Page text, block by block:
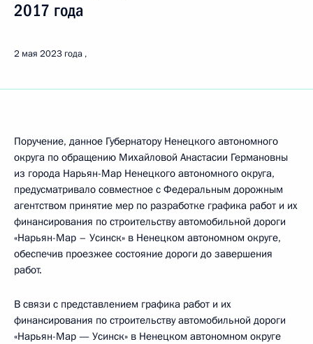
2017 года
2 мая 2023 года
Поручение, данное Губернатору Ненецкого автономного
округа по обращению Михайловой Анастасии Германовны
из города Нарьян-Мар Ненецкого автономного округа,
предусматривало совместное с Федеральным дорожным
агентством принятие мер по разработке графика работ и их
финансирования по строительству автомобильной дороги
«Нарьян-Мар – Усинск» в Ненецком автономном округе,
обеспечив проезжее состояние дороги до завершения
работ.
В связи с представлением графика работ и их
финансирования по строительству автомобильной дороги
«Нарьян-Мар — Усинск» в Ненецком автономном округе